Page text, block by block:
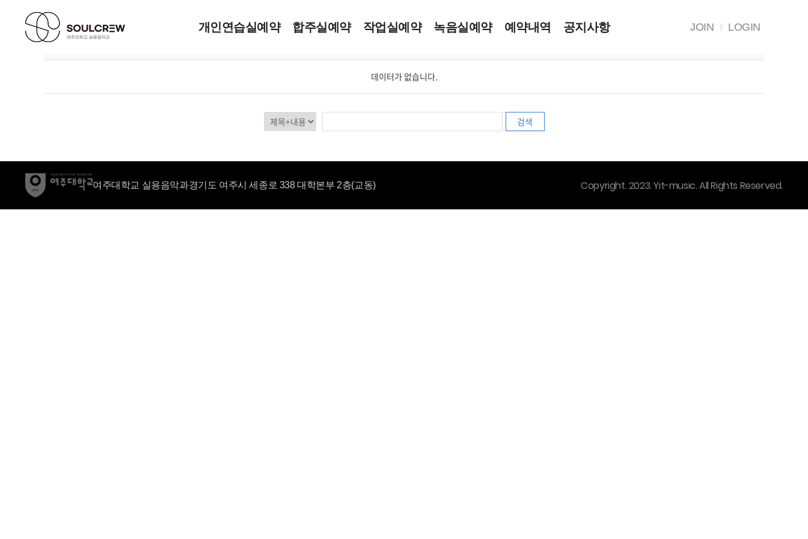
개인연습실예약 합주실예약 작업실예약 녹음실예약 예약내역 공지사항 JOIN
LOGIN
데이터가 없습니다.
검색
여주대학교 실용음악과경기도 여주시 세종로 338 대학본부 2층(교동) Copyright. 2023. Yit-music. All Rights Reserved.